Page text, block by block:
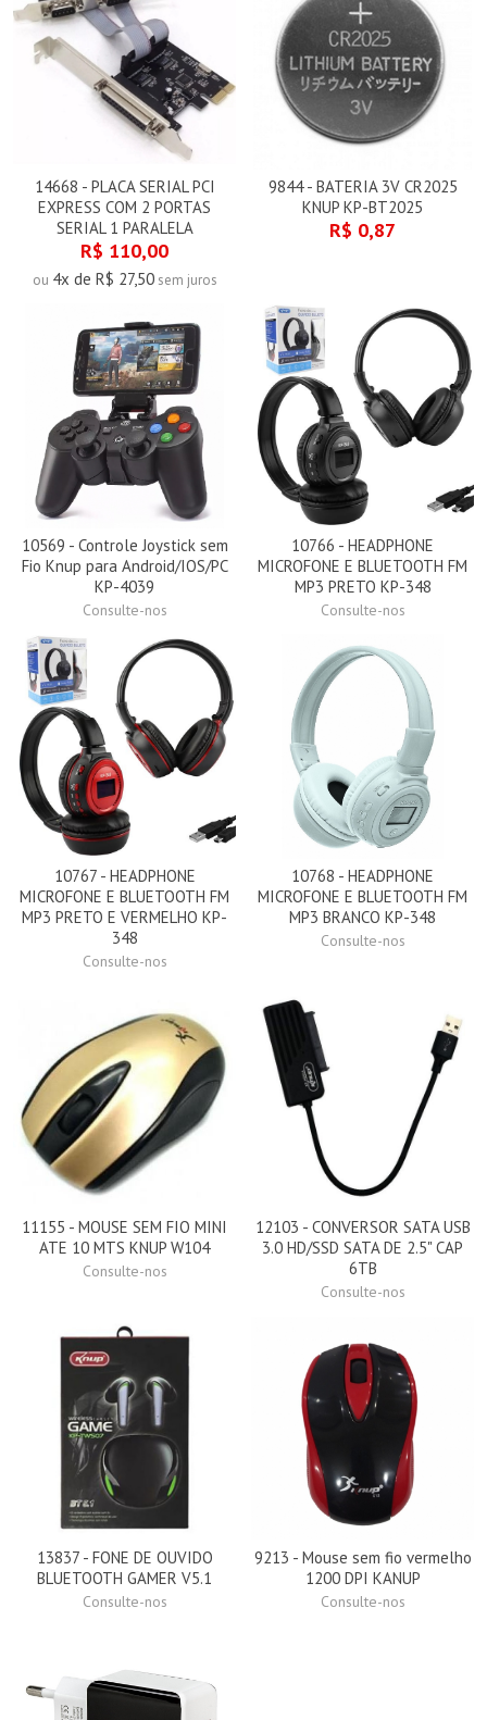
14668 - PLACA SERIAL PCI
EXPRESS COM 2 PORTAS
SERIAL 1 PARALELA
R$ 110,00
ou 4x de R$ 27,50sem juros
9844 - BATERIA 3V CR2025
KNUP KP-BT2025
R$ 0,87
10569 - Controle Joystick sem
Fio Knup para Android/IOS/PC
KP-4039
Consulte-nos
10766 - HEADPHONE
MICROFONE E BLUETOOTH FM
MP3 PRETO KP-348
Consulte-nos
10767 - HEADPHONE
MICROFONE E BLUETOOTH FM
MP3 PRETO E VERMELHO KP-
348
Consulte-nos
10768 - HEADPHONE
MICROFONE E BLUETOOTH FM
MP3 BRANCO KP-348
Consulte-nos
11155 - MOUSE SEM FIO MINI
ATE 10 MTS KNUP W104
Consulte-nos
12103 - CONVERSOR SATA USB
3.0 HD/SSD SATA DE 2.5" CAP
6TB
Consulte-nos
13837 - FONE DE OUVIDO
BLUETOOTH GAMER V5.1
Consulte-nos
9213 - Mouse sem fio vermelho
1200 DPI KANUP
Consulte-nos